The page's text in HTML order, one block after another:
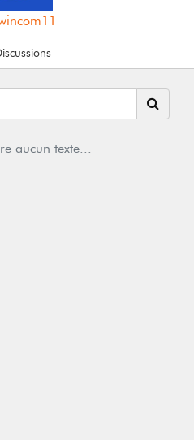
aucun texte...